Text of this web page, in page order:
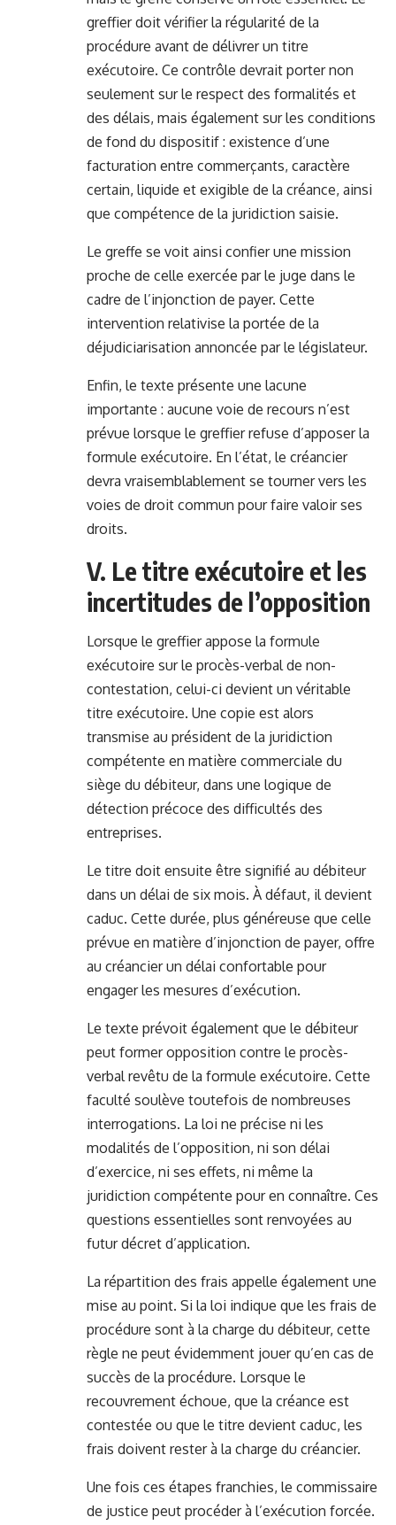
greffier doit vérifier la régularité de la
procédure avant de délivrer un titre
exécutoire. Ce contrôle devrait porter non
seulement sur le respect des formalités et
des délais, mais également sur les conditions
de fond du dispositif : existence d’une
facturation entre commerçants, caractère
certain, liquide et exigible de la créance, ainsi
que compétence de la juridiction saisie.
Le greffe se voit ainsi confier une mission
proche de celle exercée par le juge dans le
cadre de l’injonction de payer. Cette
intervention relativise la portée de la
déjudiciarisation annoncée par le législateur.
Enfin, le texte présente une lacune
importante : aucune voie de recours n’est
prévue lorsque le greffier refuse d’apposer la
formule exécutoire. En l’état, le créancier
devra vraisemblablement se tourner vers les
voies de droit commun pour faire valoir ses
droits.
V. Le titre exécutoire et les
incertitudes de l’opposition
Lorsque le greffier appose la formule
exécutoire sur le procès-verbal de non-
contestation, celui-ci devient un véritable
titre exécutoire. Une copie est alors
transmise au président de la juridiction
compétente en matière commerciale du
siège du débiteur, dans une logique de
détection précoce des difficultés des
entreprises.
Le titre doit ensuite être signifié au débiteur
dans un délai de six mois. À défaut, il devient
caduc. Cette durée, plus généreuse que celle
prévue en matière d’injonction de payer, offre
au créancier un délai confortable pour
engager les mesures d’exécution.
Le texte prévoit également que le débiteur
peut former opposition contre le procès-
verbal revêtu de la formule exécutoire. Cette
faculté soulève toutefois de nombreuses
interrogations. La loi ne précise ni les
modalités de l’opposition, ni son délai
d’exercice, ni ses effets, ni même la
juridiction compétente pour en connaître. Ces
questions essentielles sont renvoyées au
futur décret d’application.
La répartition des frais appelle également une
mise au point. Si la loi indique que les frais de
procédure sont à la charge du débiteur, cette
règle ne peut évidemment jouer qu’en cas de
succès de la procédure. Lorsque le
recouvrement échoue, que la créance est
contestée ou que le titre devient caduc, les
frais doivent rester à la charge du créancier.
Une fois ces étapes franchies, le commissaire
de justice peut procéder à l’exécution forcée.